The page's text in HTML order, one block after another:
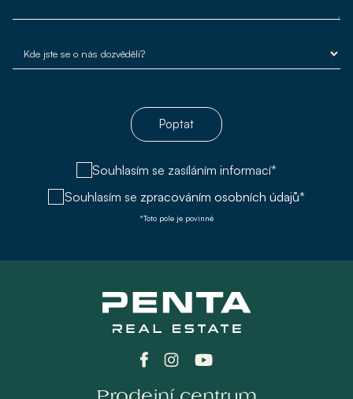
Poptat
Souhlasím se zasíláním informací*
Souhlasím se zpracováním osobních údajů*
*Toto pole je povinné